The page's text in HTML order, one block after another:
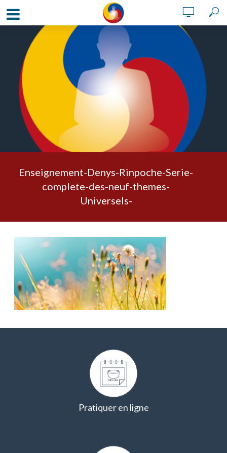
Enseignement-Denys-Rinpoche-Serie-
complete-des-neuf-themes-
Universels-
Pratiquer en ligne